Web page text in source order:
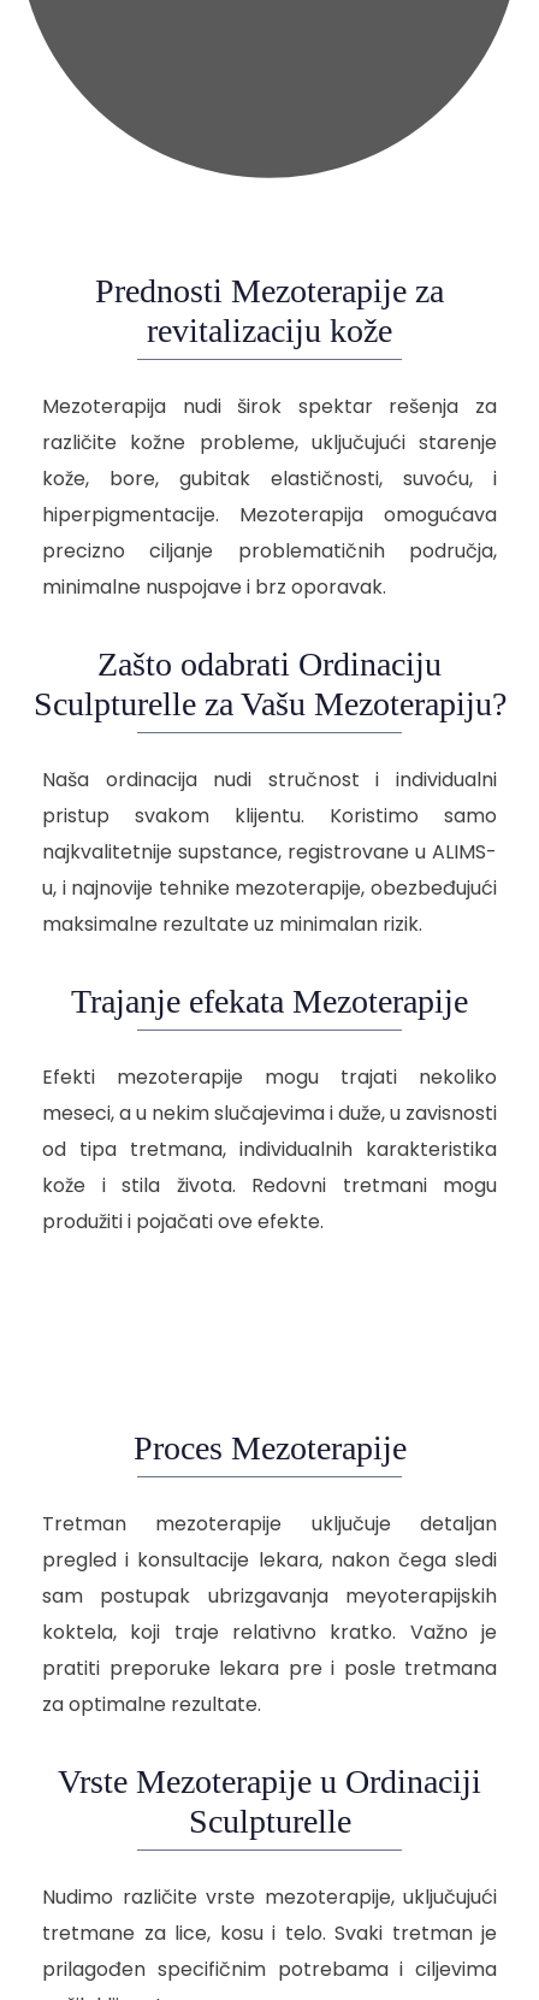
Prednosti Mezoterapije za
revitalizaciju kože
Mezoterapija nudi širok spektar rešenja za
različite kožne probleme, uključujući starenje
kože, bore, gubitak elastičnosti, suvoću, i
hiperpigmentacije. Mezoterapija omogućava
precizno ciljanje problematičnih područja,
minimalne nuspojave i brz oporavak.
Zašto odabrati Ordinaciju
Sculpturelle za Vašu Mezoterapiju?
Naša ordinacija nudi stručnost i individualni
pristup svakom klijentu. Koristimo samo
najkvalitetnije supstance, registrovane u ALIMS-
u, i najnovije tehnike mezoterapije, obezbeđujući
maksimalne rezultate uz minimalan rizik.
Trajanje efekata Mezoterapije
Efekti mezoterapije mogu trajati nekoliko
meseci, a u nekim slučajevima i duže, u zavisnosti
od tipa tretmana, individualnih karakteristika
kože i stila života. Redovni tretmani mogu
produžiti i pojačati ove efekte.
Proces Mezoterapije
Tretman mezoterapije uključuje detaljan
pregled i konsultacije lekara, nakon čega sledi
sam postupak ubrizgavanja meyoterapijskih
koktela, koji traje relativno kratko. Važno je
pratiti preporuke lekara pre i posle tretmana
za optimalne rezultate.
Vrste Mezoterapije u Ordinaciji
Sculpturelle
Nudimo različite vrste mezoterapije, uključujući
tretmane za lice, kosu i telo. Svaki tretman je
prilagođen specifičnim potrebama i ciljevima